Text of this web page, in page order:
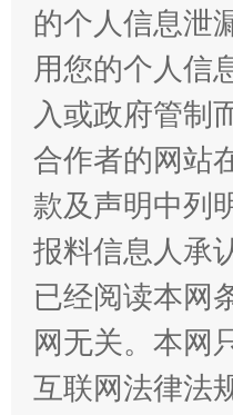
站台名比不上好
漫山遍野的桃花与雪山、
的个人信息泄
用您的个人信
入或政府管制
合作者的网站
款及声明中列
报料信息人承
已经阅读本网
网无关。本网
互联网法律法